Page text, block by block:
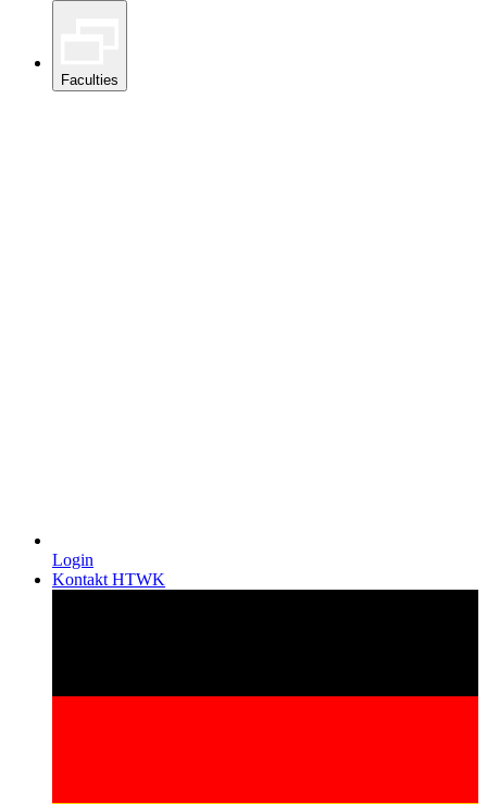
Faculties
Login
Kontakt HTWK